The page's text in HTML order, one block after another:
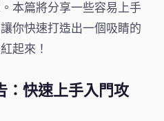
本篇將分享一些容易上手
你快速打造出一個吸睛的
起來！
：快速上手入門攻